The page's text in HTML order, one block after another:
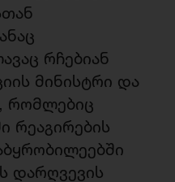
რჩებიან
მინისტრი და
რომლებიც
რეაგირების
დარღვევის